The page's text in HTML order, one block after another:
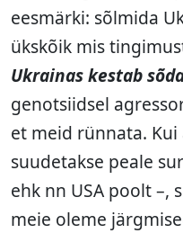
eesmärki: sõlmida
ükskõik mis
Ukrainas kestab
genotsiidsel
et meid rünnata.
suudetakse peale
ehk nn USA poolt –,
meie oleme